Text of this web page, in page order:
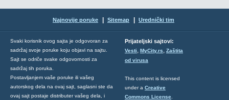
Najnovije poruke Sitemap Urednički tim
Svaki korisnik ovog sajta je odgovoran za
sadržaj svoje poruke koju objavi na sajtu.
Sajt se odriče svake odgovornosti za
sadržaj tih poruka.
Postavljanjem vaše poruke ili vašeg
autorskog dela na ovaj sajt, saglasni ste da
ovaj sajt postaje distributer vašeg dela, i
Prijateljski sajtovi:
Vesti, MyCity.rs, Zaštita
od virusa
This content is licensed
under a Creative
Commons License